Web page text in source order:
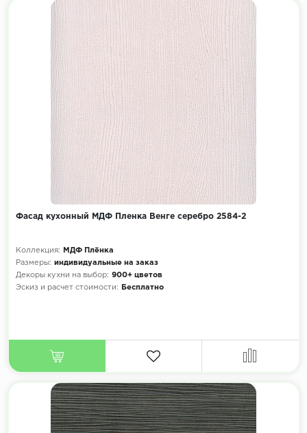
Фасад кухонный МДФ Пленка Венге серебро 2584-2
Коллекция:
МДФ Плёнка
Размеры: индивидуальные на заказ
Декоры кухни на выбор: 900+ цветов
Эскиз и расчет стоимости:
Бесплатно